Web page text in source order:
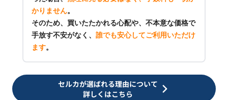
かりません。
そのため、買いたたかれる心配や、不本意な価格で
手放す不安がなく、 誰でも安心してご利用いただけ
ます。
セルカが選ばれる理由について
詳しくはこちら